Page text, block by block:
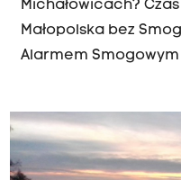
Michałowicach?
Małopolska bez
Alarmem Smogowym
przenośny pyłomierz
powietrza